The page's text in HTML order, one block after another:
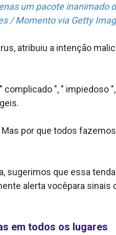
um pacote inanimado
/ Momento via Getty
atribuiu a intenção
", " impiedoso
por que todos
que essa
alerta vocêpara
em todos os lugares